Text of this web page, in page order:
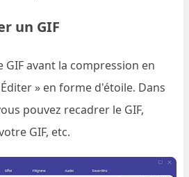
un GIF
GIF avant la compression en
» en forme d'étoile. Dans
pouvez recadrer le GIF,
GIF, etc.